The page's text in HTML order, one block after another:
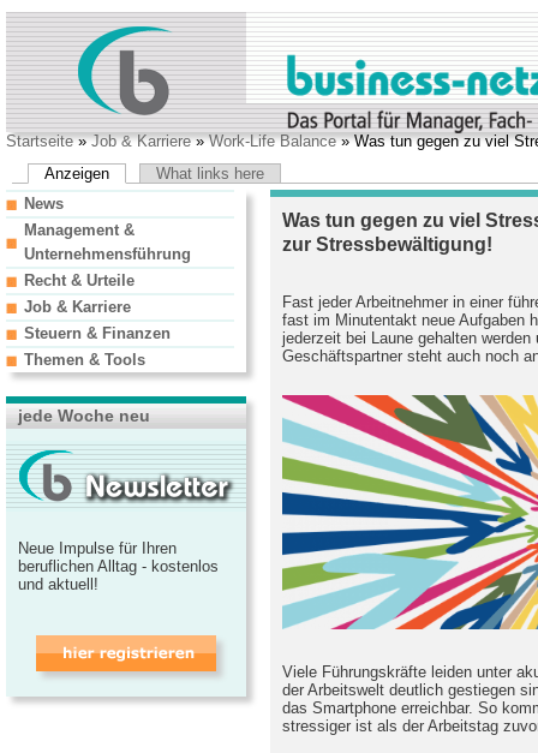
Startseite»Job & Karriere»Work-Life Balance» Was tun gegen zu viel
Anzeigen
What links here
Was tun gegen zu viel
zur Stressbewältigung!
Fast jeder Arbeitnehmer in einer
fast im Minutentakt neue Aufgaben
jederzeit bei Laune gehalten
Geschäftspartner steht auch noch
Viele Führungskräfte leiden unter
der Arbeitswelt deutlich gestiegen
das Smartphone erreichbar. So
stressiger ist als der Arbeitstag
News
Management &
Unternehmensführung
Recht & Urteile
Job & Karriere
Steuern & Finanzen
Themen & Tools
jede Woche neu
Neue Impulse für Ihren
beruflichen Alltag - kostenlos
und aktuell!